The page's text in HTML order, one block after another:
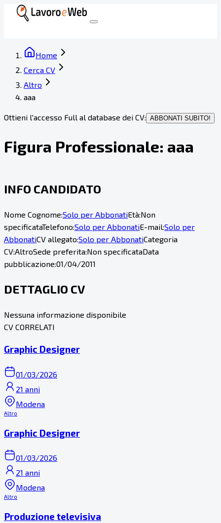
Home
Cerca CV
Altro
aaa
Ottieni l'accesso Full al database dei CV: ABBONATI SUBITO!
Figura Professionale: aaa
INFO CANDIDATO
Nome Cognome:Solo per AbbonatiEtà:Non
specificataTelefono:Solo per AbbonatiE-mail:Solo per
AbbonatiCV allegato:Solo per AbbonatiCategoria
CV:AltroSede preferita:Non specificataData
pubblicazione:01/04/2011
DETTAGLIO CV
Nessuna informazione disponibile
CV CORRELATI
Graphic Designer
01/03/2026
21 anni
Modena
Altro
Graphic Designer
01/03/2026
21 anni
Modena
Altro
Produzione televisiva